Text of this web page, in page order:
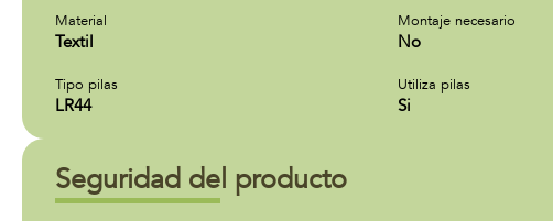
Material
Textil
Montaje necesario
No
Tipo pilas
LR44
Utiliza pilas
Si
Seguridad del producto